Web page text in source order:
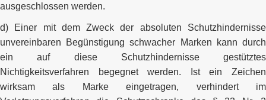
ausgeschlossen werden.
d) Einer mit dem Zweck der absoluten Schutzhindernisse
unvereinbaren Begünstigung schwacher Marken kann durch
ein auf diese Schutzhindernisse gestütztes
Nichtigkeitsverfahren begegnet werden. Ist ein Zeichen
wirksam als Marke eingetragen, verhindert im